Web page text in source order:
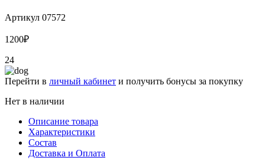
Артикул 07572
1200₽
24
Перейти в личный кабинет и получить бонусы за покупку
Нет в наличии
Описание товара
Характеристики
Состав
Доставка и Оплата